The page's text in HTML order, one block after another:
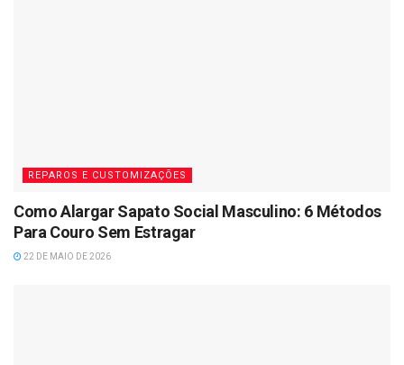
REPAROS E CUSTOMIZAÇÕES
Como Alargar Sapato Social Masculino: 6 Métodos
Para Couro Sem Estragar
22 DE MAIO DE 2026